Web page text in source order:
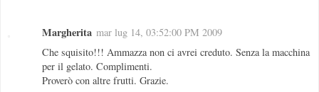
Margherita mar lug 14, 03:52:00 PM 2009
Che squisito!!! Ammazza non ci avrei creduto. Senza la macchina
per il gelato. Complimenti.
Proverò con altre frutti. Grazie.